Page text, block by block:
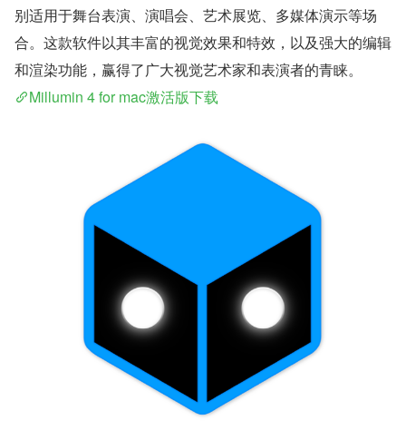
别适用于舞台表演、演唱会、艺术展览、多媒体演示等场
合。这款软件以其丰富的视觉效果和特效，以及强大的编辑
和渲染功能，赢得了广大视觉艺术家和表演者的青睐。
Millumin 4 for mac激活版下载